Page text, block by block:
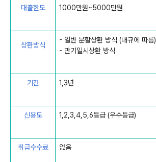
대출한도 1000만원~5000만원
상환방식
- 일반 분할상환 방식 (내규에 따름)
- 만기일시상환 방식
기간 1,3년
신용도 1,2,3,4,5,6등급 (우수등급)
취급수수료 없음